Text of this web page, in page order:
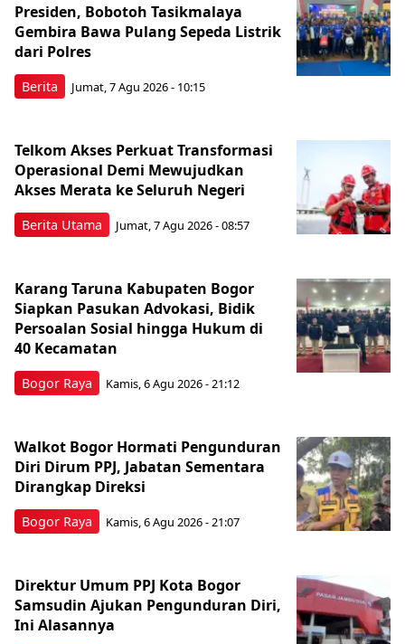
Berita
Presiden, Bobotoh Tasikmalaya
Gembira Bawa Pulang Sepeda Listrik
dari Polres
Jumat, 7 Agu 2026 - 10:15
Berita Utama
Telkom Akses Perkuat Transformasi
Operasional Demi Mewujudkan
Akses Merata ke Seluruh Negeri
Jumat, 7 Agu 2026 - 08:57
Bogor Raya
Karang Taruna Kabupaten Bogor
Siapkan Pasukan Advokasi, Bidik
Persoalan Sosial hingga Hukum di
40 Kecamatan
Kamis, 6 Agu 2026 - 21:12
Bogor Raya
Walkot Bogor Hormati Pengunduran
Diri Dirum PPJ, Jabatan Sementara
Dirangkap Direksi
Kamis, 6 Agu 2026 - 21:07
Direktur Umum PPJ Kota Bogor
Samsudin Ajukan Pengunduran Diri,
Ini Alasannya